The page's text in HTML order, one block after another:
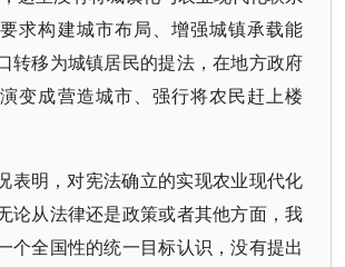
求构建城市布局、增强城镇承载能
转移为城镇居民的提法，在地方政府
变成营造城市、强行将农民赶上楼
表明，对宪法确立的实现农业现代化
论从法律还是政策或者其他方面，我
个全国性的统一目标认识，没有提出